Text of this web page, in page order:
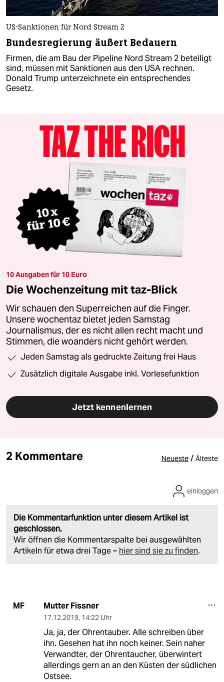
US-Sanktionen für Nord Stream 2
Bundesregierung äußert Bedauern
Firmen, die am Bau der Pipeline Nord Stream 2 beteiligt
sind, müssen mit Sanktionen aus den USA rechnen.
Donald Trump unterzeichnete ein entsprechendes
Gesetz.
10 Ausgaben für 10 Euro
Die Wochenzeitung mit taz-Blick
Wir schauen den Superreichen auf die Finger.
Unsere wochentaz bietet jeden Samstag
Journalismus, der es nicht allen recht macht und
Stimmen, die woanders nicht gehört werden.
Jeden Samstag als gedruckte Zeitung frei Haus
Zusätzlich digitale Ausgabe inkl. Vorlesefunktion
Jetzt kennenlernen
2 Kommentare Neueste / Älteste
Die Kommentarfunktion unter diesem Artikel ist
geschlossen.
Wir öffnen die Kommentarspalte bei ausgewählten
Artikeln für etwa drei Tage – hier sind sie zu finden.
einloggen
MF Mutter Fissner
17.12.2019, 14:22 Uhr
Ja, ja, der Ohrentauber. Alle schreiben über
ihn. Gesehen hat ihn noch keiner. Sein naher
Verwandter, der Ohrentaucher, überwintert
allerdings gern an an den Küsten der südlichen
Ostsee.